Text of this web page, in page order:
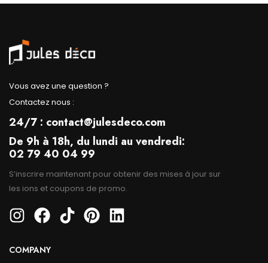
Vous avez une question ?
Contactez nous :
24/7 : contact@julesdeco.com
De 9h à 18h, du lundi au vendredi:
02 79 40 04 99
S’inscrire maintenant pour obtenir des mises à jour sur
les ions et coupons de promo.
COMPANY